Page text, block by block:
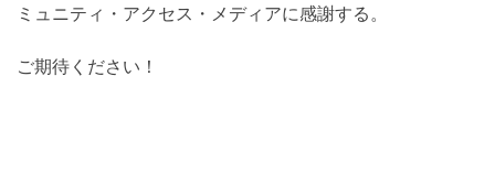
ミュニティ・アクセス・メディアに感謝する。
ご期待ください！